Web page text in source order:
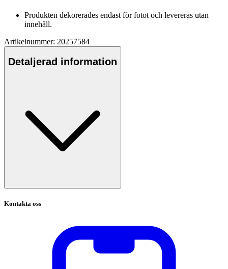
Produkten dekorerades endast för fotot och levereras utan
innehåll.
Artikelnummer: 20257584
Detaljerad information
Kontakta oss